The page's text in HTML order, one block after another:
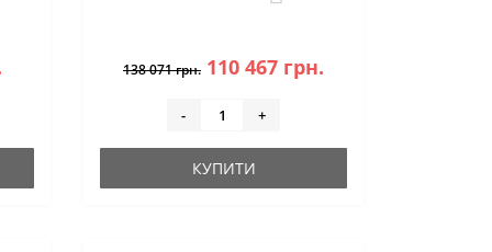
138 071 грн. 110 467 грн.
- +
КУПИТИ